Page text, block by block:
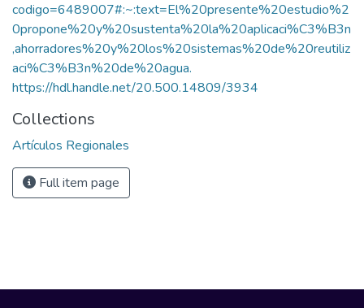
codigo=6489007#:~:text=El%20presente%20estudio%2
0propone%20y%20sustenta%20la%20aplicaci%C3%B3n
,ahorradores%20y%20los%20sistemas%20de%20reutiliz
aci%C3%B3n%20de%20agua.
https://hdl.handle.net/20.500.14809/3934
Collections
Artículos Regionales
Full item page